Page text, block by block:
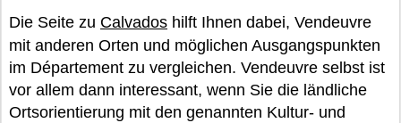
Die Seite zu Calvados hilft Ihnen dabei, Vendeuvre
mit anderen Orten und möglichen Ausgangspunkten
im Département zu vergleichen. Vendeuvre selbst ist
vor allem dann interessant, wenn Sie die ländliche
Ortsorientierung mit den genannten Kultur- und